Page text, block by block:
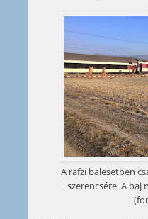
A rafzi balesetben
szerencsére. A